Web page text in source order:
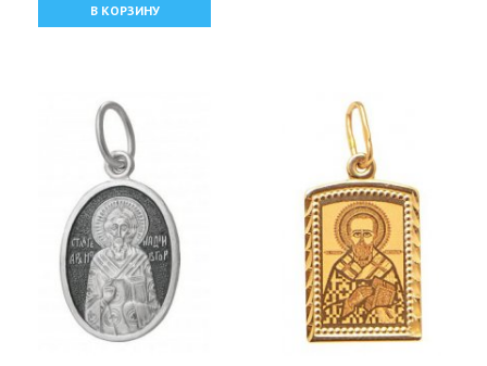
В КОРЗИНУ